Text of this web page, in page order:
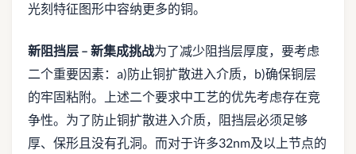
光刻特征图形中容纳更多的铜。
新阻挡层 – 新集成挑战为了减少阻挡层厚度，要考虑
二个重要因素：a)防止铜扩散进入介质，b)确保铜层
的牢固粘附。上述二个要求中工艺的优先考虑存在竞
争性。为了防止铜扩散进入介质，阻挡层必须足够
厚、保形且没有孔洞。而对于许多32nm及以上节点的